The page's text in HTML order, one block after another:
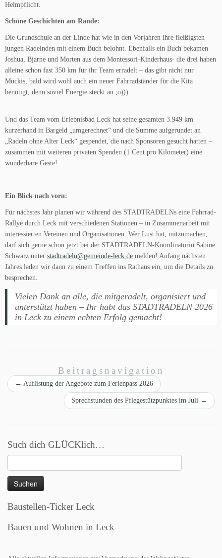
Helmpflicht.
Schöne Geschichten am Rande:
Die Grundschule an der Linde hat wie in den Vorjahren ihre fleißigsten
jungen Radelnden mit einem Buch belohnt. Ebenfalls ein Buch bekamen
Joshua, Bjarne und Morten aus dem Montessori-Kinderhaus- die drei haben
alleine schon fast 350 km für ihr Team erradelt – das gibt nicht nur
Muckis, bald wird wohl auch ein neuer Fahrradständer für die Kita
benötigt, denn soviel Energie steckt an ;o)))
Und das Team vom Erlebnisbad Leck hat seine gesamten 3.949 km
kurzerhand in Bargeld „umgerechnet“ und die Summe aufgerundet an
„Radeln ohne Alter Leck“ gespendet, die nach Sponsoren gesucht hatten –
zusammen mit weiteren privaten Spenden (1 Cent pro Kilometer) eine
wunderbare Geste!
Ein Blick nach vorn:
Für nächstes Jahr planen wir während des STADTRADELNs eine Fahrrad-
Rallye durch Leck mit verschiedenen Stationen – in Zusammenarbeit mit
interessierten Vereinen und Organisationen. Wer Lust hat, mitzumachen,
darf sich gerne schon jetzt bei der STADTRADELN-Koordinatorin Sabine
Schwarz unter stadtradeln@gemeinde-leck.de melden! Anfang nächsten
Jahres laden wir dann zu einem Treffen ins Rathaus ein, um die Details zu
besprechen.
Vielen Dank an alle, die mitgeradelt, organisiert und
unterstützt haben – Ihr habt das STADTRADELN 2026
in Leck zu einem echten Erfolg gemacht!
Beitragsnavigation
← Auflistung der Angebote zum Ferienpass 2026
Sprechstunden des Pflegestützpunktes im Juli →
Such dich GLÜCKlich…
nach:
Baustellen-Ticker Leck
Bauen und Wohnen in Leck